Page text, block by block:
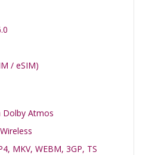
/ eSIM)
Dolby Atmos
MKV, WEBM, 3GP, TS